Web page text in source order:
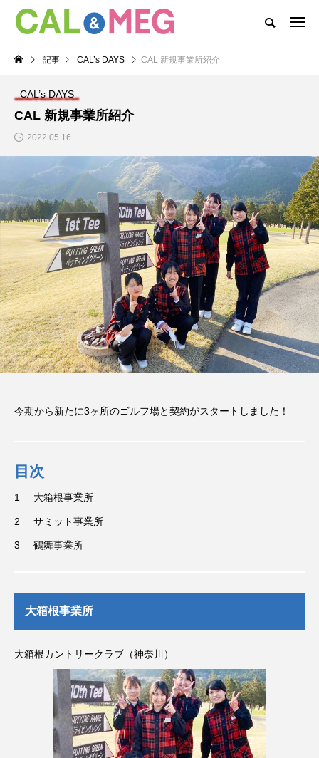
CAL&MEGがお届けするWEBマガジン
CAL&MEG INFO CAL’s DAYS MEG’s DAYS
カテゴリー新着記事
CAL’s DAYS
CAL(キャル)職場見学
会開催中！
CAL&ME
G
2024.08.25
MEG’s DAYS
MEG(メグ)オンライン
企業説明会開催！
G
2024.08.25
インタビュー
大自然
記事 CAL’s DAYS CAL 新規事業所紹介
CAL’s DAYS
CAL 新規事業所紹介
2022.05.16
今期から新たに3ヶ所のゴルフ場と契約がスタートしました！
目次
大箱根事業所
サミット事業所
鶴舞事業所
大箱根事業所
大箱根カントリークラブ（神奈川）